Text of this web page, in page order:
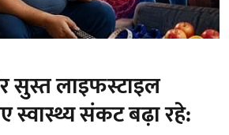
सुस्त लाइफस्टाइल
स्वास्थ्य संकट बढ़ा रहे: